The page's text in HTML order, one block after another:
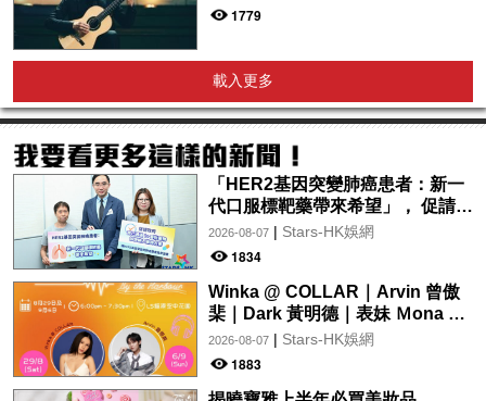
1779
載入更多
「HER2基因突變肺癌患者：新一
代口服標靶藥帶來希望」， 促請政
府加快納入藥物名冊，助患者及早
受惠
2026-08-07| Stars-HK娛網
1834
Winka @ COLLAR｜Arvin 曾傲
棐｜Dark 黃明德｜表妹 Ｍona 8
月29日起登陸L5維港空中花園 |
wwwtc mall 首度呈獻「Music
2026-08-07| Stars-HK娛網
1883